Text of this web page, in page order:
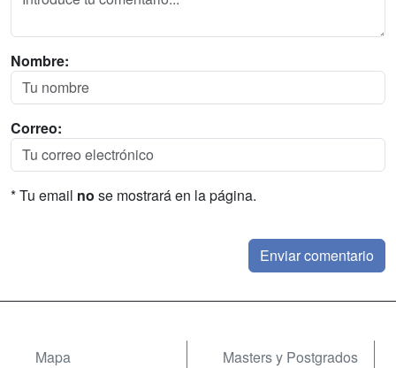
Nombre:
Correo:
* Tu email no se mostrará en la página.
Mapa
Masters y Postgrados